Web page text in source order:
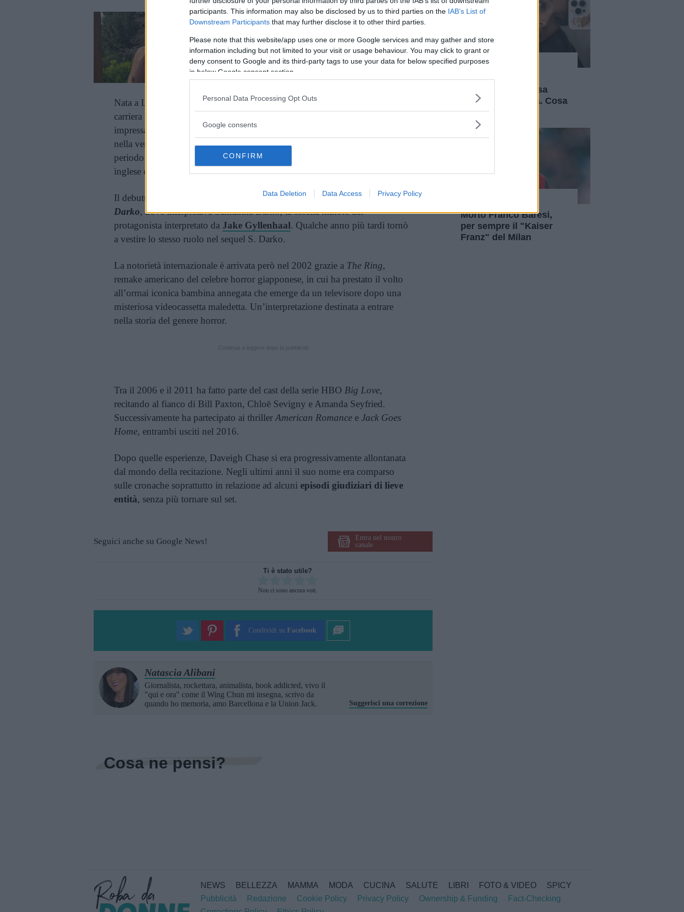
participants. This information may also be disclosed by us to third parties on the IAB’s List of
Downstream Participants that may further disclose it to other third parties.
Please note that this website/app uses one or more Google services and may gather and store
information including but not limited to your visit or usage behaviour. You may click to grant or
deny consent to Google and its third-party tags to use your data for below specified purposes
in below Google consent section.
Personal Data Processing Opt Outs
Google consents
CONFIRM
Data Deletion Data Access Privacy Policy
Vi raccomandiamo...
Morta a 35 anni Ece Irtem, star delle
soap turche. Il cordoglio di Can
Yaman
Nata a Las Vegas nel luglio 1990, Daveigh Chase aveva iniziato la sua
carriera nei primi anni Duemila come doppiatrice. La sua voce è rimasta
impressa nella memoria di milioni di spettatori grazie al
nella versione originale del film d’animazione
periodo aveva prestato la voce anche alla protagonista Sen nell’edizione
inglese del capolavoro di Hayao MiyazakiLa città incantata.
Il debutto davanti alla macchina da presa è arrivato nel 2001 con
Donnie
Darko, dove interpretava Samantha Darko, la sorella minore del
protagonista interpretato da Jake Gyllenhaal. Qualche anno più tardi tornò
a vestire lo stesso ruolo nel sequel S. Darko.
La notorietà internazionale è arrivata però nel 2002 grazie a The Ring,
remake americano del celebre horror giapponese, in cui ha prestato il volto
all’ormai iconica bambina annegata che emerge da un televisore dopo una
misteriosa videocassetta maledetta. Un’interpretazione destinata a entrare
nella storia del genere horror.
Tra il 2006 e il 2011 ha fatto parte del cast della serie HBO Big Love,
recitando al fianco di Bill Paxton, Chloë Sevigny e Amanda Seyfried.
Successivamente ha partecipato ai thriller American Romance e Jack Goes
Home, entrambi usciti nel 2016.
Dopo quelle esperienze, Daveigh Chase si era progressivamente allontanata
dal mondo della recitazione. Negli ultimi anni il suo nome era comparso
sulle cronache soprattutto in relazione ad alcuni episodi giudiziari di lieve
entità, senza più tornare sul set.
Seguici anche su Google News!
Entra nel nostro
canale
Ti è stato utile?
Non ci sono ancora voti.
Condividi su Facebook
Natascia Alibani
Giornalista, rockettara, animalista, book addicted, vivo il
"qui e ora" come il Wing Chun mi insegna, scrivo da
quando ho memoria, amo Barcellona e la Union Jack.
Suggerisci una correzione
News
Ariana Grande si
prenderà una pausa
dalla vita pubblica. Cosa
sappiamo
Morto Franco Baresi,
per sempre il "Kaiser
Franz" del Milan
Cosa ne pensi?
NEWS BELLEZZA MAMMA MODA CUCINA SALUTE LIBRI FOTO & VIDEO
SPICY
Pubblicità
Redazione Cookie Policy Privacy Policy Ownership & Funding
Fact-Checking